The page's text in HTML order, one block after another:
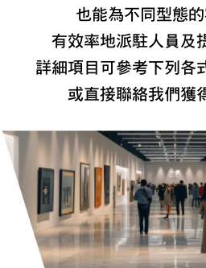
也能為不同型態的
有效率地派駐人員及
詳細項目可參考下列各
或直接聯絡我們獲